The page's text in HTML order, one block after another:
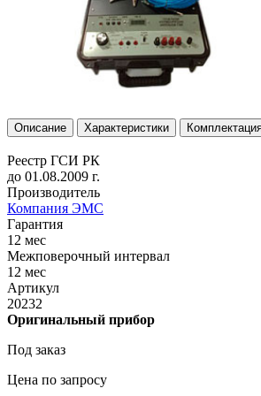
Описание Характеристики
Реестр ГСИ РК
до 01.08.2009 г.
Производитель
Компания ЭМС
Гарантия
12 мес
Межповерочный интервал
12 мес
Артикул
20232
Оригинальный прибор
Под заказ
Цена по запросу